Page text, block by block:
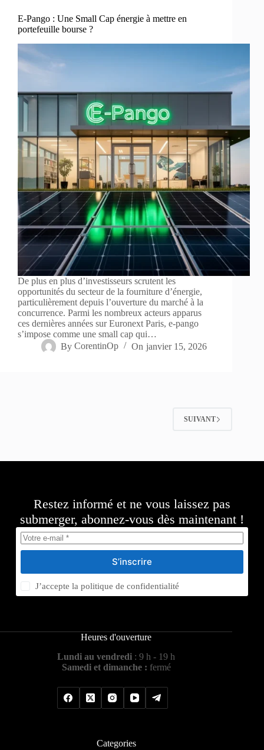
E-Pango : Une Small Cap énergie à mettre en
portefeuille bourse ?
De plus en plus d’investisseurs scrutent les
opportunités du secteur de la fourniture d’énergie,
particulièrement depuis l’ouverture du marché à la
concurrence. Parmi les nombreux acteurs apparus
ces dernières années sur Euronext Paris, e-pango
s’impose comme une small cap qui…
By CorentinOp On janvier 15, 2026
SUIVANT
Restez informé et ne vous laissez pas
submerger, abonnez-vous dès maintenant !
S’inscrire
J’accepte lapolitique de confidentialité
Heures d'ouverture
Lundi au vendredi : 9 h - 19 h
Samedi et dimanche : fermé
Categories